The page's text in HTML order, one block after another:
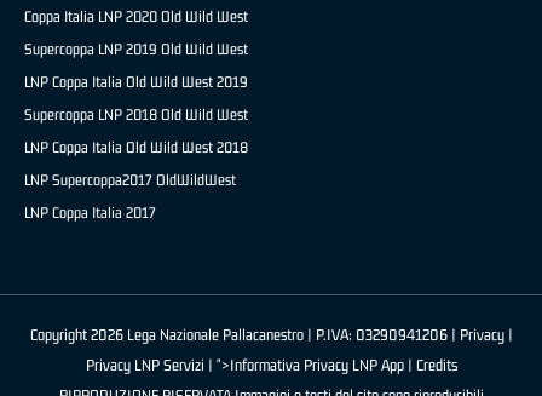
Coppa Italia LNP 2020 Old Wild West
Supercoppa LNP 2019 Old Wild West
LNP Coppa Italia Old Wild West 2019
Supercoppa LNP 2018 Old Wild West
LNP Coppa Italia Old Wild West 2018
LNP Supercoppa2017 OldWildWest
LNP Coppa Italia 2017
Copyright 2026 Lega Nazionale Pallacanestro | P.IVA: 03290941206 | Privacy|
Privacy LNP Servizi | ">Informativa Privacy LNP App | Credits